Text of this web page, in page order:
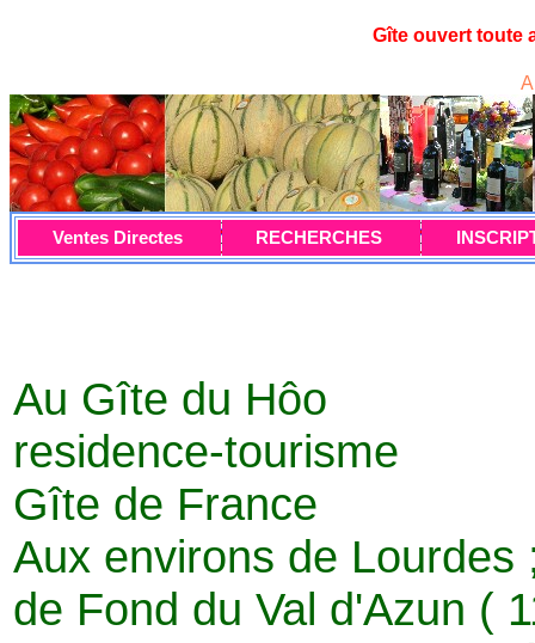
Gîte ouvert toute
Ventes Directes RECHERCHES
Au Gîte du Hôo
residence-tourisme
Gîte de France
Aux environs de
de Fond du Val d'Azun (